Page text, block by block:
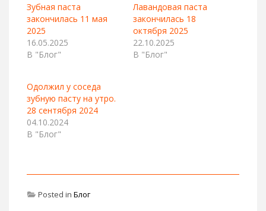
Зубная паста
закончилась 11 мая
2025
16.05.2025
В "Блог"
Лавандовая паста
закончилась 18
октября 2025
22.10.2025
В "Блог"
Одолжил у соседа
зубную пасту на утро.
28 сентября 2024
04.10.2024
В "Блог"
Posted in Блог